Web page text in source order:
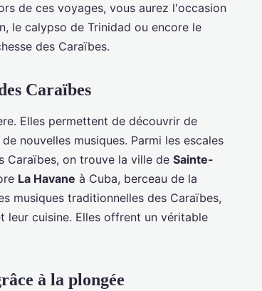
de ces voyages, vous aurez l'occasion
le calypso de Trinidad ou encore le
des Caraïbes.
Caraïbes
Elles permettent de découvrir de
nouvelles musiques. Parmi les escales
Caraïbes, on trouve la ville de Sainte-
La Havane à Cuba, berceau de la
musiques traditionnelles des Caraïbes,
leur cuisine. Elles offrent un véritable
à la plongée